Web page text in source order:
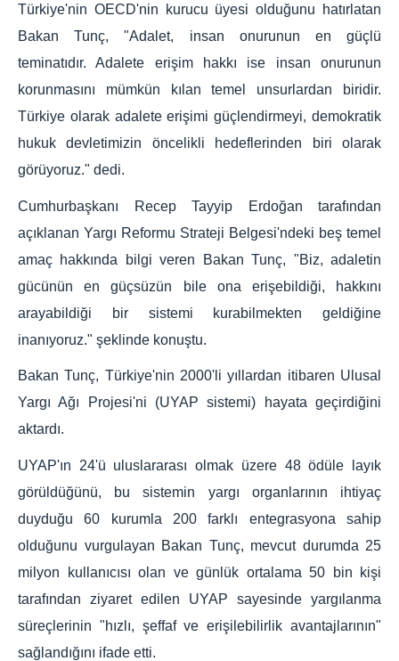
Türkiye'nin OECD'nin kurucu üyesi olduğunu hatırlatan
Bakan Tunç, "Adalet, insan onurunun en güçlü
teminatıdır. Adalete erişim hakkı ise insan onurunun
korunmasını mümkün kılan temel unsurlardan biridir.
Türkiye olarak adalete erişimi güçlendirmeyi, demokratik
hukuk devletimizin öncelikli hedeflerinden biri olarak
görüyoruz." dedi.
Cumhurbaşkanı Recep Tayyip Erdoğan tarafından
açıklanan Yargı Reformu Strateji Belgesi'ndeki beş temel
amaç hakkında bilgi veren Bakan Tunç, "Biz, adaletin
gücünün en güçsüzün bile ona erişebildiği, hakkını
arayabildiği bir sistemi kurabilmekten geldiğine
inanıyoruz." şeklinde konuştu.
Bakan Tunç, Türkiye'nin 2000'li yıllardan itibaren Ulusal
Yargı Ağı Projesi'ni (UYAP sistemi) hayata geçirdiğini
aktardı.
UYAP'ın 24'ü uluslararası olmak üzere 48 ödüle layık
görüldüğünü, bu sistemin yargı organlarının ihtiyaç
duyduğu 60 kurumla 200 farklı entegrasyona sahip
olduğunu vurgulayan Bakan Tunç, mevcut durumda 25
milyon kullanıcısı olan ve günlük ortalama 50 bin kişi
tarafından ziyaret edilen UYAP sayesinde yargılanma
süreçlerinin "hızlı, şeffaf ve erişilebilirlik avantajlarının"
sağlandığını ifade etti.​​​​​​​